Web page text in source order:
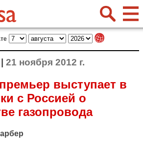
21 ноября 2012 г.
выступает в
с Россией о
газопровода